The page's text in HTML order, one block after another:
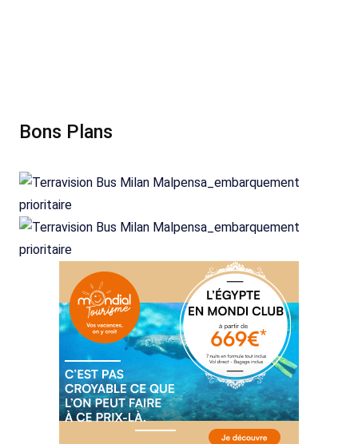
Bons Plans